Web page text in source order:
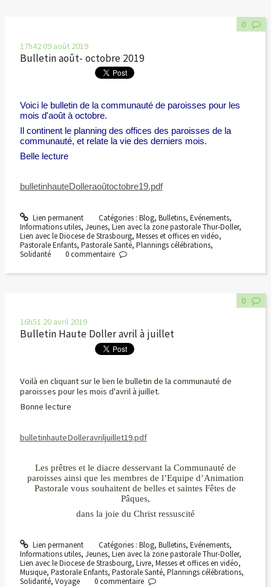
17h42 09 août 2019
Bulletin août- octobre 2019
Voici le bulletin de la communauté de paroisses pour les
mois d'août à octobre.
Il continent le planning des offices des paroisses de la
communauté, et relate la vie des derniers mois.
Belle lecture
bulletinhauteDolleraoûtoctobre19.pdf
Lien permanent Catégories : Blog, Bulletins, Evénements,
Informations utiles, Jeunes, Lien avec la zone pastorale Thur-Doller,
Lien avec le Diocese de Strasbourg, Messes et offices en vidéo,
Pastorale Enfants, Pastorale Santé, Plannings célébrations,
Solidarité
0
0commentaire
16h51 20 avril 2019
Bulletin Haute Doller avril à juillet
Voilà en cliquant sur le lien le bulletin de la communauté de
paroisses pour les mois d'avril à juillet.
Bonne lecture
bulletinhauteDolleravriljuillet19.pdf
Les prêtres et le diacre desservant la Communauté de
paroisses ainsi que les membres de l’Equipe d’Animation
Pastorale vous souhaitent de belles et saintes Fêtes de
Pâques,
dans la joie du Christ ressuscité
Lien permanent Catégories : Blog, Bulletins, Evénements,
Informations utiles, Jeunes, Lien avec la zone pastorale Thur-Doller,
Lien avec le Diocese de Strasbourg, Livre, Messes et offices en vidéo,
Musique, Pastorale Enfants, Pastorale Santé, Plannings célébrations,
Solidarité, Voyage
0
0commentaire